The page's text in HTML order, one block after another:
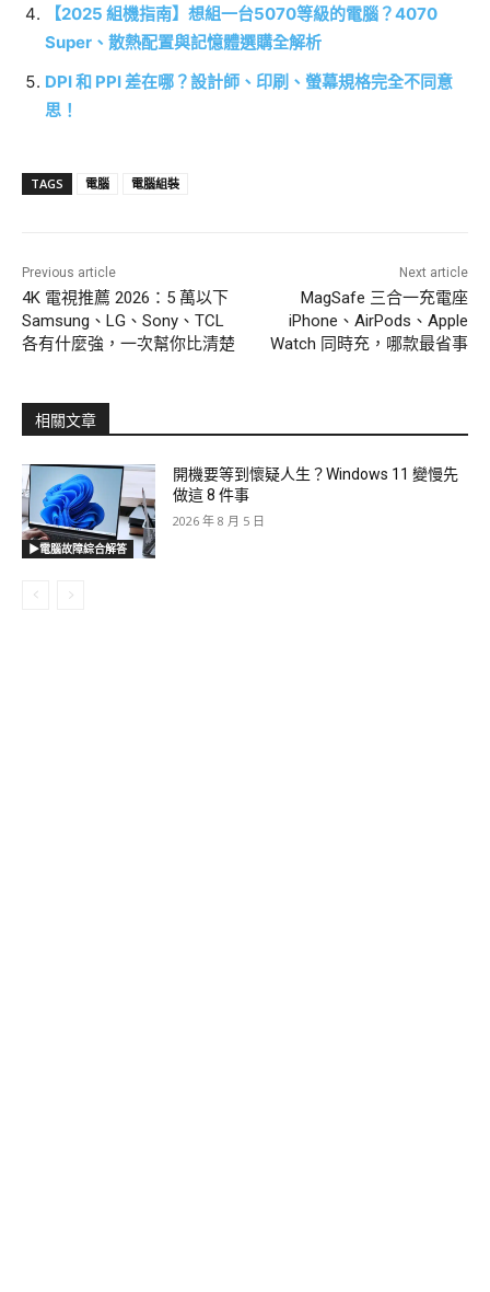
【2025 組機指南】想組一台5070等級的電腦？4070
Super、散熱配置與記憶體選購全解析
DPI 和 PPI 差在哪？設計師、印刷、螢幕規格完全不同意
思！
TAGS 電腦 電腦組裝
Previous article
4K 電視推薦 2026：5 萬以下
Samsung、LG、Sony、TCL
各有什麼強，一次幫你比清楚
Next article
MagSafe 三合一充電座
iPhone、AirPods、Apple
Watch 同時充，哪款最省事
相關文章
▶電腦故障綜合解答
開機要等到懷疑人生？Windows 11 變慢先
做這 8 件事
2026 年 8 月 5 日